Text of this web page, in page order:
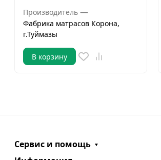
Производитель —
Фабрика матрасов Корона,
г.Туймазы
В корзину
Сервис и помощь